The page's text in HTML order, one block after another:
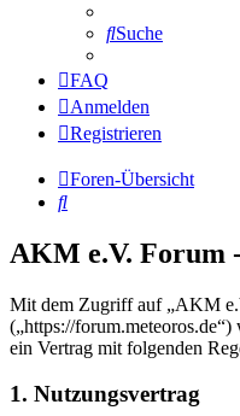
Suche
FAQ
Anmelden
Registrieren
Foren-Übersicht
Suche
AKM e.V. Forum
Mit dem Zugriff auf „AKM
(„https://
ein Vertrag mit folgenden
1. Nutzungsvertrag